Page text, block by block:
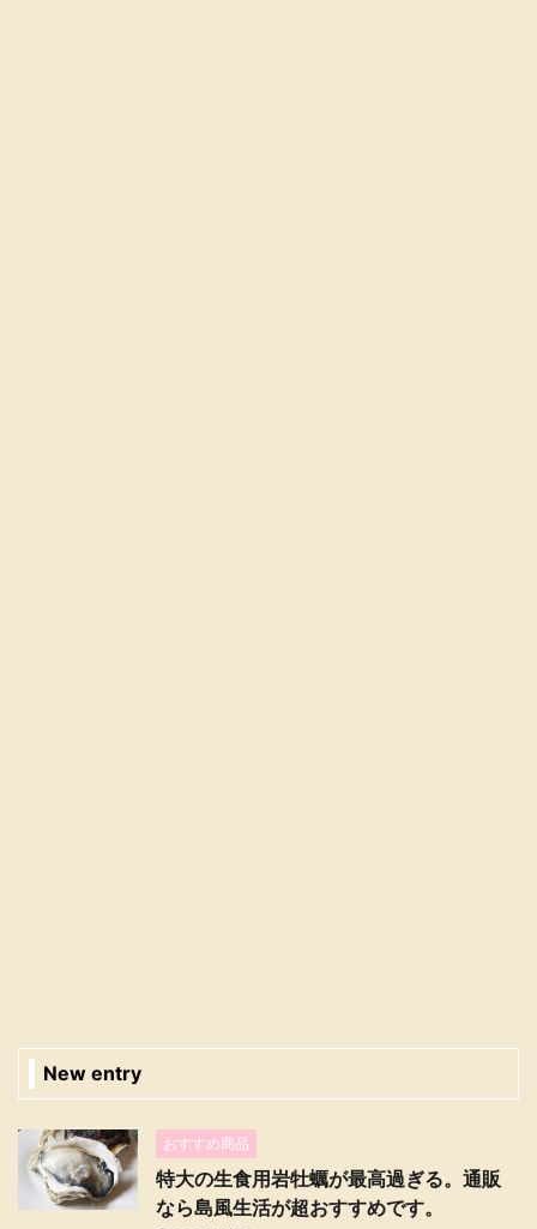
New entry
おすすめ商品
特大の生食用岩牡蠣が最高過ぎる。通販
なら島風生活が超おすすめです。